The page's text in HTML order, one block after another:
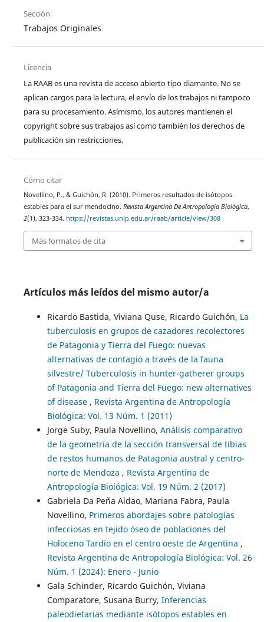
Sección
Trabajos Originales
Licencia
La RAAB es una revista de acceso abierto tipo diamante. No se
aplican cargos para la lectura, el envío de los trabajos ni tampoco
para su procesamiento. Asímismo, los autores mantienen el
copyright sobre sus trabajos así como también los derechos de
publicación sin restricciones.
Cómo citar
Novellino, P., & Guichón, R. (2010). Primeros resultados de isótopos
estables para el sur mendocino. Revista Argentina De Antropología Biológica,
2(1), 323-334. https://revistas.unlp.edu.ar/raab/article/view/308
Más formatos de cita
Artículos más leídos del mismo autor/a
Ricardo Bastida, Viviana Quse, Ricardo Guichón, La
tuberculosis en grupos de cazadores recolectores
de Patagonia y Tierra del Fuego: nuevas
alternativas de contagio a través de la fauna
silvestre/ Tuberculosis in hunter-gatherer groups
of Patagonia and Tierra del Fuego: new alternatives
of disease , Revista Argentina de Antropología
Biológica: Vol. 13 Núm. 1 (2011)
Jorge Suby, Paula Novellino, Análisis comparativo
de la geometría de la sección transversal de tibias
de restos humanos de Patagonia austral y centro-
norte de Mendoza , Revista Argentina de
Antropología Biológica: Vol. 19 Núm. 2 (2017)
Gabriela Da Peña Aldao, Mariana Fabra, Paula
Novellino, Primeros abordajes sobre patologías
infecciosas en tejido óseo de poblaciones del
Holoceno Tardío en el centro oeste de Argentina ,
Revista Argentina de Antropología Biológica: Vol. 26
Núm. 1 (2024): Enero - Junio
Gala Schinder, Ricardo Guichón, Viviana
Comparatore, Susana Burry, Inferencias
paleodietarias mediante isótopos estables en